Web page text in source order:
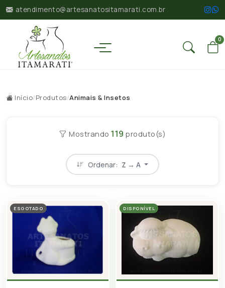
atendimento@artesanatositamarati.com.br
0
Início/Produtos/Animais & Insetos
Mostrando 119 produto(s)
Ordenar: Z → A
ESGOTADO DISPONÍVEL